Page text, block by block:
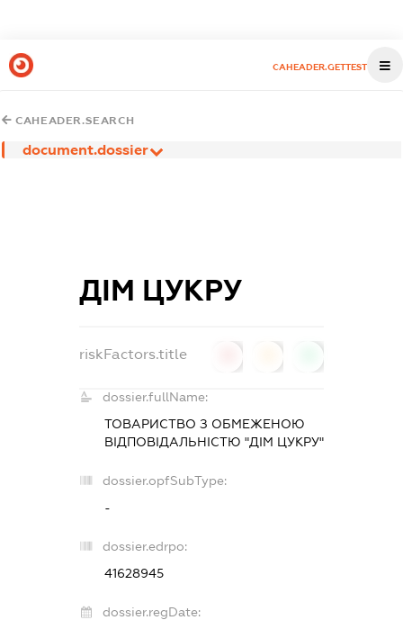
CAHEADER.GETTEST
CAHEADER.SEARCH
document.dossier
ДІМ ЦУКРУ
riskFactors.title
dossier.fullName:
ТОВАРИСТВО З ОБМЕЖЕНОЮ
ВІДПОВІДАЛЬНІСТЮ "ДІМ ЦУКРУ"
dossier.opfSubType:
-
dossier.edrpo:
41628945
dossier.regDate: